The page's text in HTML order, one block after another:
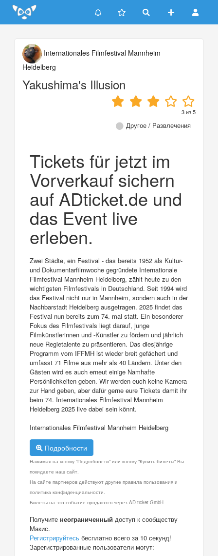
Update cookies preferences
Internationales Filmfestival Mannheim
Heidelberg
Yakushima's Illusion
3из5
Другое / Развлечения
Tickets für jetzt im
Vorverkauf sichern
auf ADticket.de und
das Event live
erleben.
Zwei Städte, ein Festival - das bereits 1952 als Kultur-
und Dokumentarfilmwoche gegründete Internationale
Filmfestival Mannheim Heidelberg, zählt heute zu den
wichtigsten Filmfestivals in Deutschland. Seit 1994 wird
das Festival nicht nur in Mannheim, sondern auch in der
Nachbarstadt Heidelberg ausgetragen. 2025 findet das
Festival nun bereits zum 74. mal statt. Ein besonderer
Fokus des Filmfestivals liegt darauf, junge
Filmkünstlerinnen und -Künstler zu fördern und jährlich
neue Regietalente zu präsentieren. Das diesjährige
Programm vom IFFMH ist wieder breit gefächert und
umfasst 71 Filme aus mehr als 40 Ländern. Unter den
Gästen wird es auch erneut einige Namhafte
Persönlichkeiten geben. Wir werden euch keine Kamera
zur Hand geben, aber dafür gerne eure Tickets damit ihr
beim 74. Internationales Filmfestival Mannheim
Heidelberg 2025 live dabei sein könnt.
Internationales Filmfestival Mannheim Heidelberg
Подробности
Нажимая на кнопку "Подробности" или кнопку "Купить билеты" Вы
покидаете наш сайт.
На сайте партнеров действуют другие правила пользования и
политика конфиденциальности.
Билеты на это событие продаются через AD ticket GmbH.
Получите неограниченный доступ к сообществу
Макис.
Регистрируйтесь бесплатно всего за 10 секунд!
Зарегистрированные пользователи могут: